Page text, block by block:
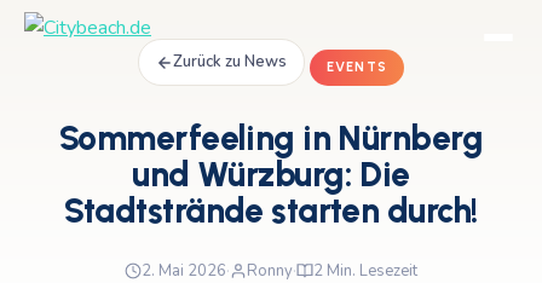
Zurück zu News EVENTS
Sommerfeeling in Nürnberg
und Würzburg: Die
Stadtstrände starten durch!
2. Mai 2026· Ronny· 2 Min. Lesezeit